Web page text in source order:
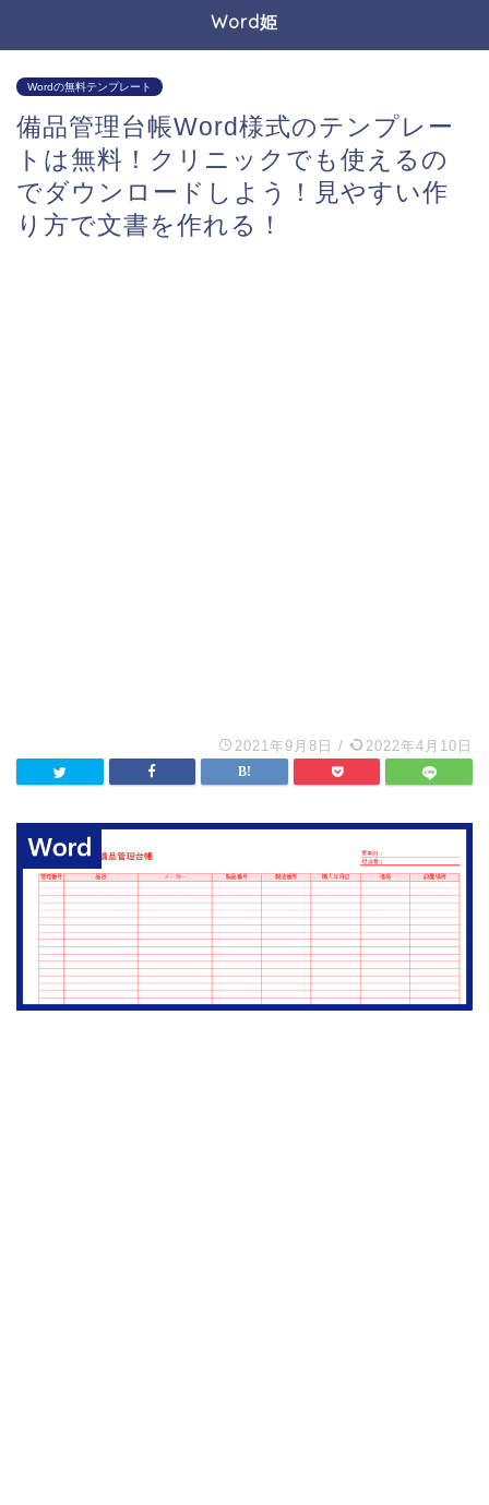
Word姫
Wordの無料テンプレート
備品管理台帳Word様式のテンプレー
トは無料！クリニックでも使えるの
でダウンロードしよう！見やすい作
り方で文書を作れる！
2021年9月8日 / 2022年4月10日